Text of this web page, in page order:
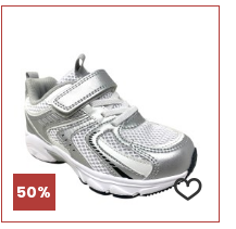
50%